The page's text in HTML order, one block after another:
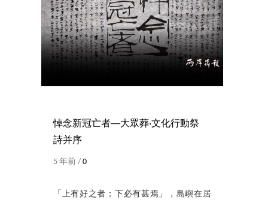
悼念新冠亡者──大眾葬‧文化行動祭
詩并序
5 年前 /0
「上有好之者；下必有甚焉」，島嶼在居